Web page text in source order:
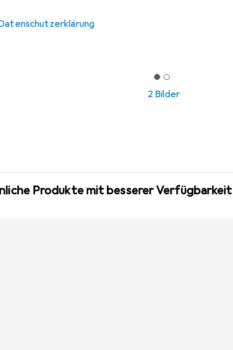
2 Bilder
Produkte mit besserer Verfügbarkeit